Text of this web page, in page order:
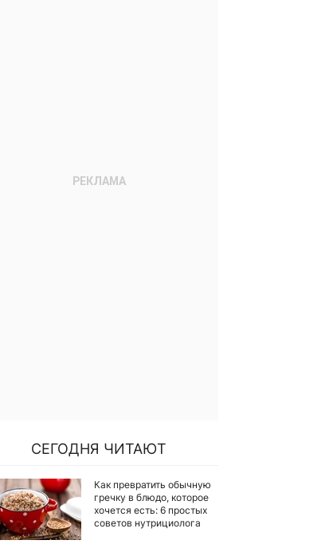
СЕГОДНЯ ЧИТАЮТ
Как превратить обычную
гречку в блюдо, которое
хочется есть: 6 простых
советов нутрициолога